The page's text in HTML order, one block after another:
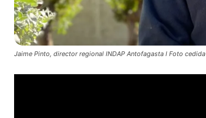
Jaime Pinto, director regional INDAP Antofagasta l Foto cedida